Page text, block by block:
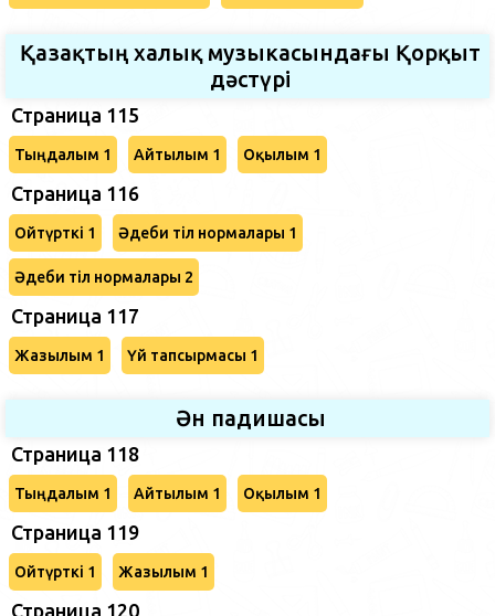
Қазақтың халық музыкасындағы Қорқыт
дәстүрі
Страница 115
Тыңдалым 1 Айтылым 1 Оқылым 1
Страница 116
Ойтүрткі 1 Әдеби тіл нормалары 1
Әдеби тіл нормалары 2
Страница 117
Жазылым 1 Үй тапсырмасы 1
Ән падишасы
Страница 118
Тыңдалым 1 Айтылым 1 Оқылым 1
Страница 119
Ойтүрткі 1 Жазылым 1
Страница 120